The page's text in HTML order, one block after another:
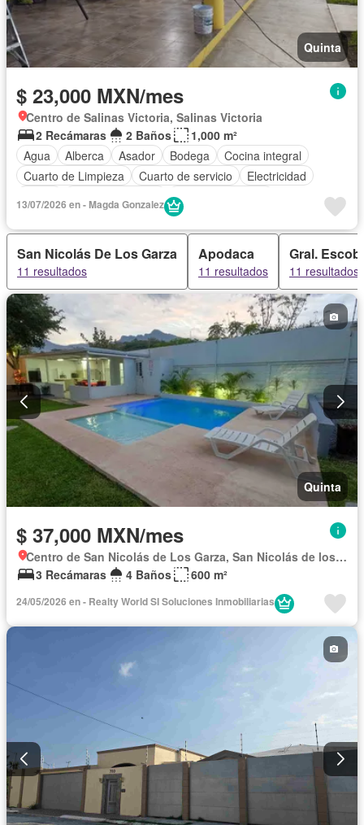
Quinta
$ 23,000 MXN/mes
Centro de Salinas Victoria, Salinas Victoria
2 Recámaras
2 Baños
1,000 m²
Agua
Alberca Asador Bodega
Cocina integral
Cuarto de Limpieza
Cuarto de servicio
Electricidad
Permite mascotas
Solo familias
13/07/2026 en - Magda Gonzalez
San Nicolás De Los Garza
11 resultados
Apodaca
11 resultados
Gral.
11 resultados
Quinta
$ 37,000 MXN/mes
Centro de San Nicolás de Los Garza, San Nicolás de los Garza
3 Recámaras
4 Baños 600 m²
24/05/2026 en - Realty World SI Soluciones Inmobiliarias